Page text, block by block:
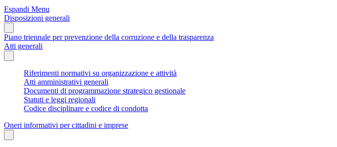
Espandi Menu
Disposizioni generali
Piano triennale per prevenzione della corruzione e della trasparenza
Atti generali
Riferimenti normativi su organizzazione e attività
Atti amministrativi generali
Documenti di programmazione strategico gestionale
Statuti e leggi regionali
Codice disciplinare e codice di condotta
Oneri informativi per cittadini e imprese